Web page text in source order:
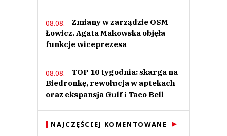
08.08.
Zmiany w zarządzie OSM
Łowicz. Agata Makowska objęła
funkcje wiceprezesa
08.08.
TOP 10 tygodnia: skarga na
Biedronkę, rewolucja w aptekach
oraz ekspansja Gulf i Taco Bell
NAJCZĘŚCIEJ KOMENTOWANE